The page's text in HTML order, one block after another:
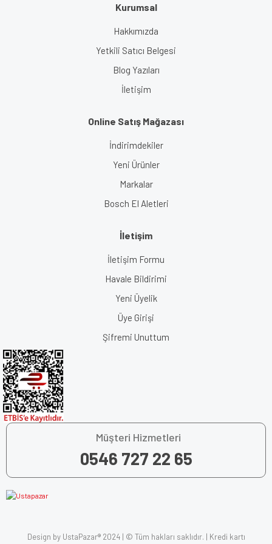
Kurumsal
Hakkımızda
Yetkili Satıcı Belgesi
Blog Yazıları
İletişim
Online Satış Mağazası
İndirimdekiler
Yeni Ürünler
Markalar
Bosch El Aletleri
İletişim
İletişim Formu
Havale Bildirimi
Yeni Üyelik
Üye Girişi
Şifremi Unuttum
Müşteri Hizmetleri
0546 727 22 65
Design by UstaPazar® 2024 | © Tüm hakları saklıdır. | Kredi kartı